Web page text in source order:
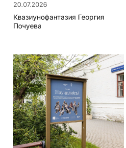
20.07.2026
Квазиунофантазия Георгия
Почуева